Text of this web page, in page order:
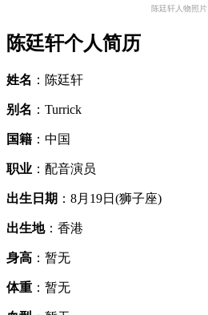
陈廷轩人物照片
陈廷轩个人简历
姓名 ：陈廷轩
别名 ：Turrick
国籍 ：中国
职业 ：配音演员
出生日期 ：8月19日(狮子座)
出生地：香港
身高 ：暂无
体重 ：暂无